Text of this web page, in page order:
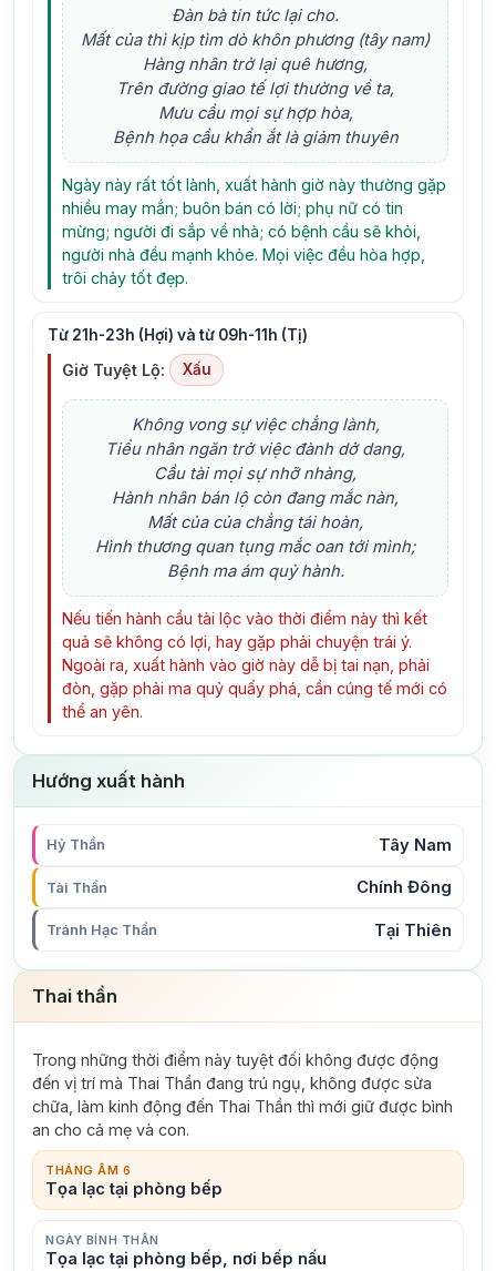
Đàn bà tin tức lại cho.
Mất của thì kịp tìm dò khôn phương (tây nam)
Hàng nhân trở lại quê hương,
Trên đường giao tế lợi thường về ta,
Mưu cầu mọi sự hợp hòa,
Bệnh họa cầu khẩn ắt là giảm thuyên
Ngày này rất tốt lành, xuất hành giờ này thường gặp
nhiều may mắn; buôn bán có lời; phụ nữ có tin
mừng; người đi sắp về nhà; có bệnh cầu sẽ khỏi,
người nhà đều mạnh khỏe. Mọi việc đều hòa hợp,
trôi chảy tốt đẹp.
Từ 21h-23h (Hợi) và từ 09h-11h (Tị)
Giờ Tuyệt Lộ: Xấu
Không vong sự việc chẳng lành,
Tiểu nhân ngăn trở việc đành dở dang,
Cầu tài mọi sự nhỡ nhàng,
Hành nhân bán lộ còn đang mắc nàn,
Mất của của chẳng tái hoàn,
Hình thương quan tụng mắc oan tới mình;
Bệnh ma ám quỷ hành.
Nếu tiến hành cầu tài lộc vào thời điểm này thì kết
quả sẽ không có lợi, hay gặp phải chuyện trái ý.
Ngoài ra, xuất hành vào giờ này dễ bị tai nạn, phải
đòn, gặp phải ma quỷ quấy phá, cần cúng tế mới có
thể an yên.
Hướng xuất hành
Hỷ Thần Tây Nam
Tài Thần Chính Đông
Tránh Hạc Thần Tại Thiên
Thai thần
Trong những thời điểm này tuyệt đối không được động
đến vị trí mà Thai Thần đang trú ngụ, không được sửa
chữa, làm kinh động đến Thai Thần thì mới giữ được bình
an cho cả mẹ và con.
THÁNG ÂM 6
Tọa lạc tại phòng bếp
NGÀY BÍNH THÂN
Tọa lạc tại phòng bếp, nơi bếp nấu